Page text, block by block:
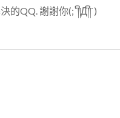
的QQ. 謝謝你(;´༎ຶД༎ຶ`)